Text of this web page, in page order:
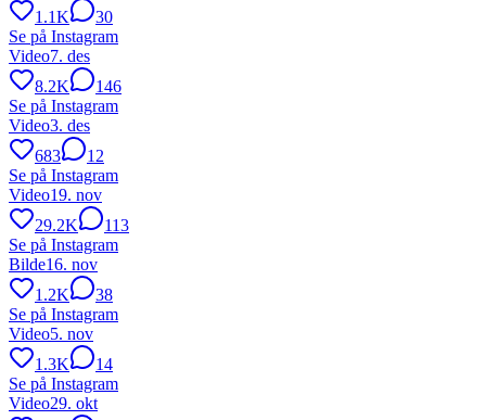
1.1K
30
Se på Instagram
Video7. des
8.2K
146
Se på Instagram
Video3. des
683
12
Se på Instagram
Video19. nov
29.2K
113
Se på Instagram
Bilde16. nov
1.2K
38
Se på Instagram
Video5. nov
1.3K
14
Se på Instagram
Video29. okt